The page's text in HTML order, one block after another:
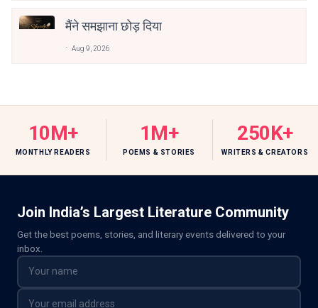
मैंने समझाना छोड़ दिया
Aug 9, 2026
10M+
MONTHLY READERS
1M+
POEMS & STORIES
250K+
WRITERS & CREATORS
Join India’s Largest Literature Community
Get the best poems, stories, and literary events delivered to your
inbox.